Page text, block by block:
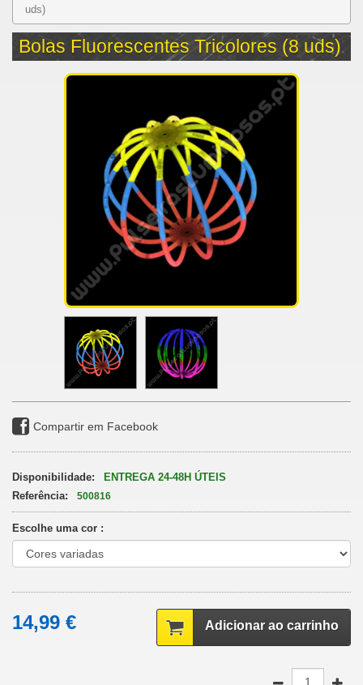
uds)
Bolas Fluorescentes Tricolores (8 uds)
Compartir em Facebook
Disponibilidade:
ENTREGA 24-48H ÚTEIS
Referência:
500816
Escolhe uma cor :
14,99 € Adicionar ao carrinho